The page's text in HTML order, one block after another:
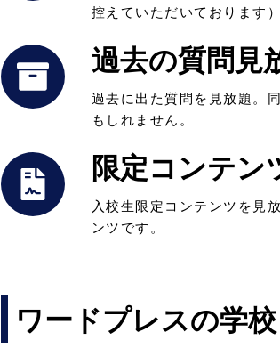
控えていただいております）
過去の質問見
過去に出た質問を見放題。
もしれません。
限定コンテン
入校生限定コンテンツを見
ンツです。
ワードプレスの学校